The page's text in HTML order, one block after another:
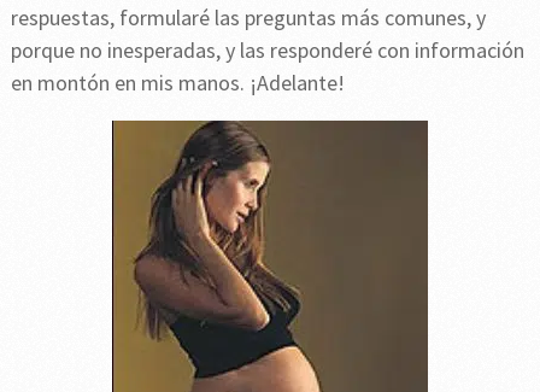
respuestas, formularé las preguntas más comunes, y
porque no inesperadas, y las responderé con información
en montón en mis manos. ¡Adelante!